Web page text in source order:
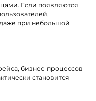
Если появляются
даже при небольшой
бизнес-процессов
становится